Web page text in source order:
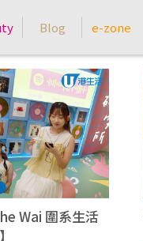
Blog e-zone
Wai 圍系生活